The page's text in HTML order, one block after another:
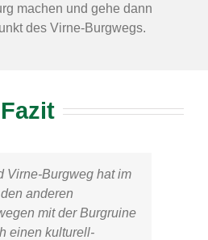
machen und gehe dann
des Virne-Burgwegs.
Fazit
Virne-Burgweg hat im
anderen
mit der Burgruine
einen kulturell-